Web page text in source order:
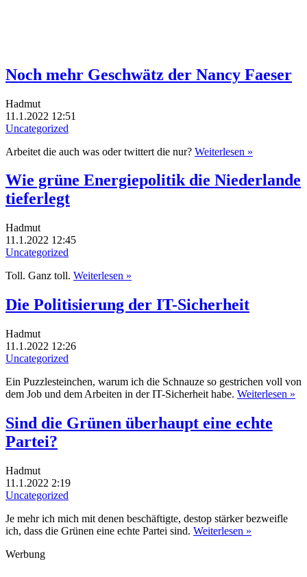
Noch mehr Geschwätz der Nancy Faeser
Hadmut
11.1.2022 12:51
Uncategorized
Arbeitet die auch was oder twittert die nur? Weiterlesen »
Wie grüne Energiepolitik die Niederlande
tieferlegt
Hadmut
11.1.2022 12:45
Uncategorized
Toll. Ganz toll. Weiterlesen »
Die Politisierung der IT-Sicherheit
Hadmut
11.1.2022 12:26
Uncategorized
Ein Puzzlesteinchen, warum ich die Schnauze so gestrichen voll von
dem Job und dem Arbeiten in der IT-Sicherheit habe. Weiterlesen »
Sind die Grünen überhaupt eine echte
Partei?
Hadmut
11.1.2022 2:19
Uncategorized
Je mehr ich mich mit denen beschäftigte, destop stärker bezweifle
ich, dass die Grünen eine echte Partei sind. Weiterlesen »
Werbung